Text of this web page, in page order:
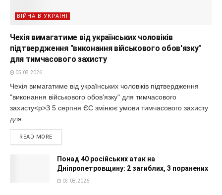
ВІЙНА В УКРАЇНІ
Чехія вимагатиме від українських чоловіків
підтвердження "виконання військового обов'язку"
для тимчасового захисту
05.08.2026
Чехія вимагатиме від українських чоловіків підтвердження
"виконання військового обов'язку" для тимчасового
захисту<p>З 5 серпня ЄС змінює умови тимчасового захисту
для...
READ MORE
Понад 40 російських атак на
Дніпропетровщину: 2 загиблих, 3 поранених
03.08.2026